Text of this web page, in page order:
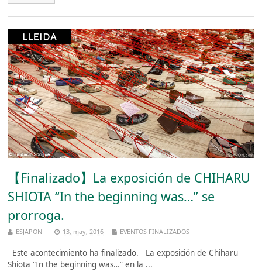
【Finalizado】La exposición de CHIHARU
SHIOTA “In the beginning was…” se
prorroga.
ESJAPON 13, may, 2016 EVENTOS FINALIZADOS
Este acontecimiento ha finalizado. La exposición de Chiharu
Shiota “In the beginning was…” en la ...